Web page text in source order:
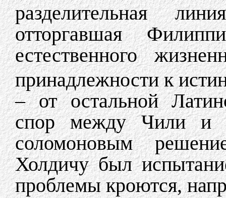
разделительная
отторгавшая
естественного
принадлежности к
– от остальной
спор между Чили и
соломоновым
Холдичу был
проблемы кроются,